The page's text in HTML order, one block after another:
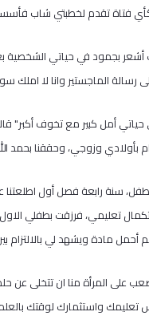
فتاة تقدم لخطبتي شاب
أشعر بجمود في حياتي الشخصية
رسالة الماجستير وانا لا املك
أمل كبير مع تخوف أكبر"
وزوجي، وحققنا بحمد
سنة رابعة فصل أول
تعليمي، فرزقت بطفلي
مادة ويشهد لي بالالتزام
المرأة منا ان تتخلى عن
تعليمك واستثمارك لوقتك